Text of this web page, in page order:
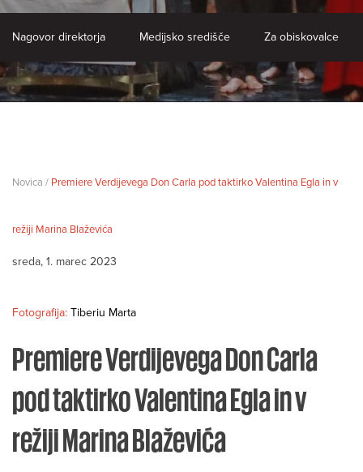
Nagovor direktorja Medijsko središče Za obiskovalce
Novica / Premiere Verdijevega Don Carla pod taktirko Valentina Egla in v
režiji Marina Blaževića
sreda, 1. marec 2023
Premiere Verdijevega Don Carla
pod taktirko Valentina Egla in v
režiji Marina Blaževića
Fotografija: Tiberiu Marta